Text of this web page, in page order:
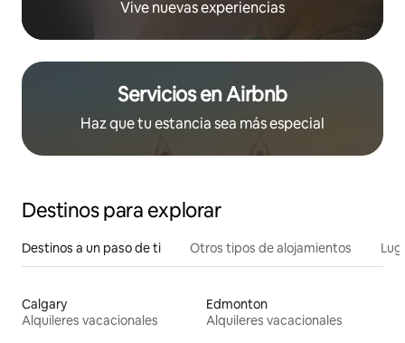
Vive nuevas experiencias
Servicios en Airbnb
Haz que tu estancia sea más especial
Destinos para explorar
Destinos a un paso de ti Otros tipos de alojamientos
Calgary
Alquileres vacacionales
Edmonton
Alquileres vacacionales